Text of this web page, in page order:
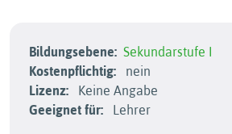
Bildungsebene: Sekundarstufe I
Kostenpflichtig:
nein
Lizenz:
Keine Angabe
Geeignet für:
Lehrer